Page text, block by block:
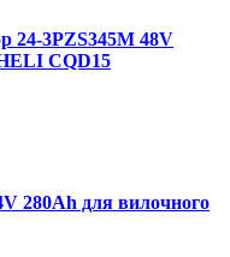
24-3PZS345M 48V
CQD15
280Ah для вилочного